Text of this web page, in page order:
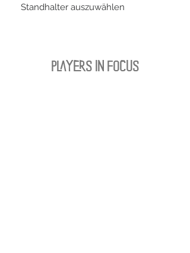
Standhalter auszuwählen
PLAYERS IN FOCUS